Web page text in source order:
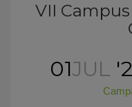
VII
01JUL